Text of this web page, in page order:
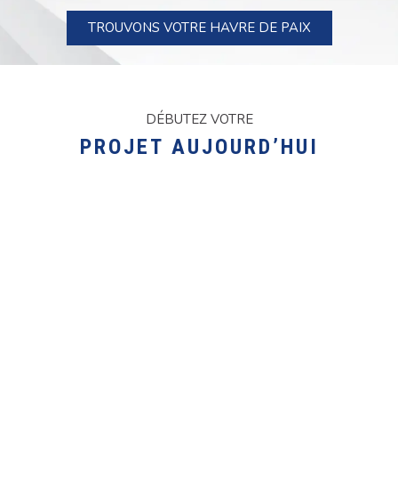
TROUVONS VOTRE HAVRE DE PAIX
DÉBUTEZ VOTRE
PROJET AUJOURD’HUI